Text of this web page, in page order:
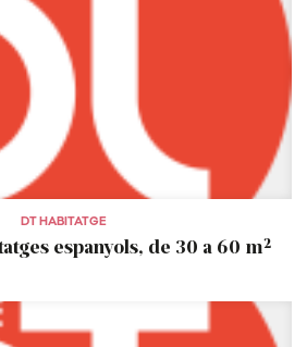
DT HABITATGE
espanyols, de 30 a 60 m²